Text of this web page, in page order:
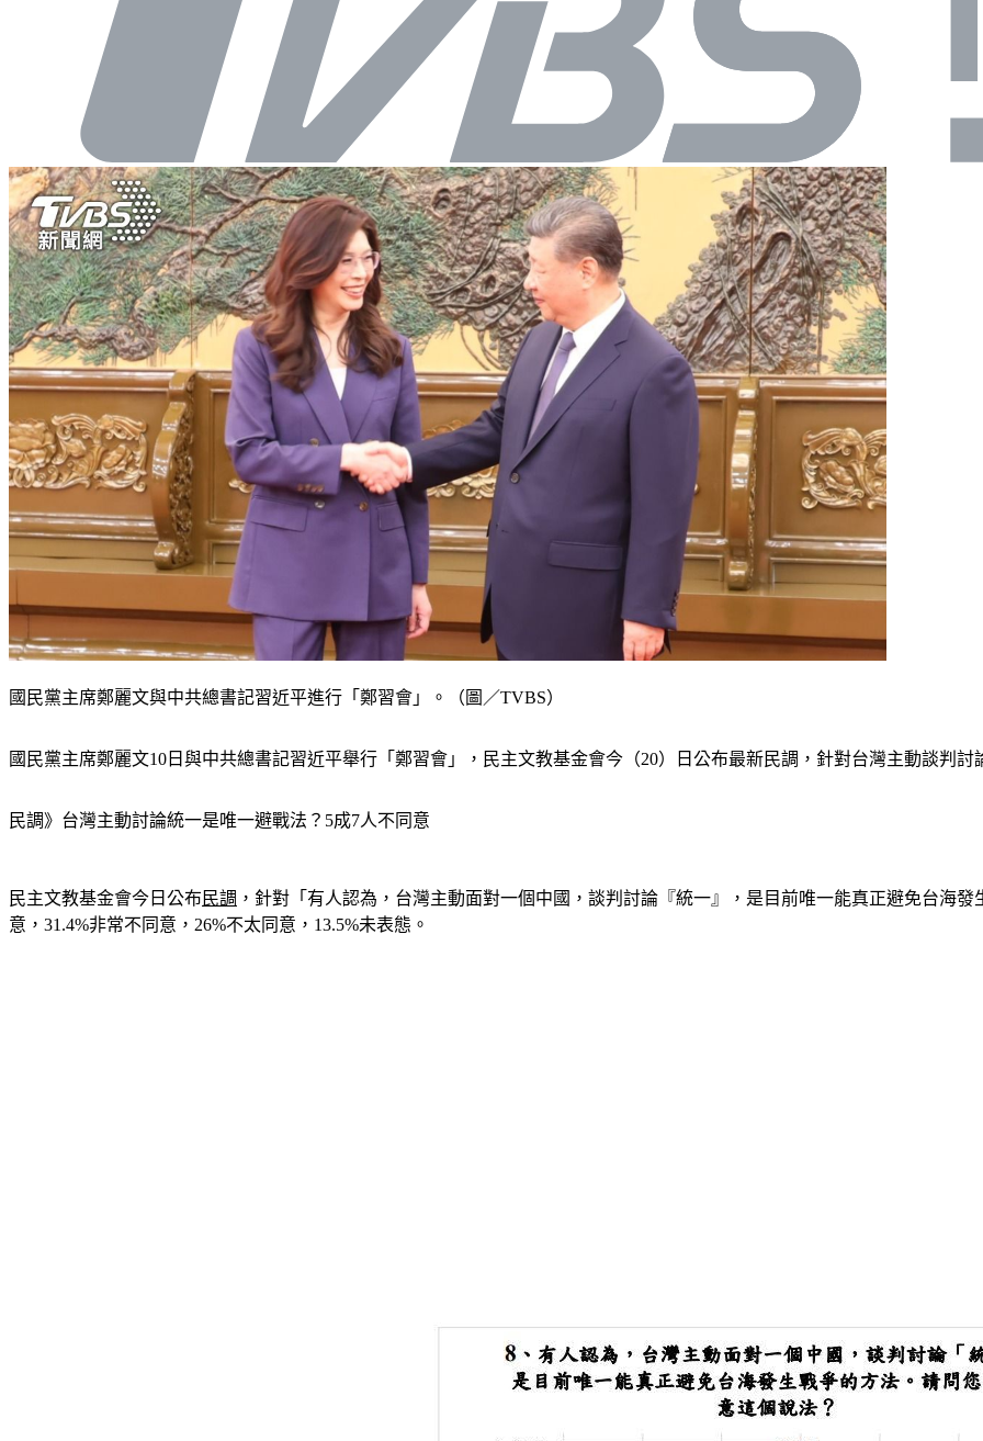
國民黨主席鄭麗文與中共總書記習近平進行「鄭習會」。（圖／TVBS）
國民黨主席鄭麗文10日與中共總書記習近平舉行「鄭習會」，民主文教基金會今（20）日公布最新民調，針對台灣主動談判
民調》台灣主動討論統一是唯一避戰法？5成7人不同意
民主文教基金會今日公布 民調 ，針對「有人認為，台灣主動面對一個中國，談判討論『統一』，是目前唯一能真正避免台海
意，31.4%非常不同意，26%不太同意，13.5%未表態。